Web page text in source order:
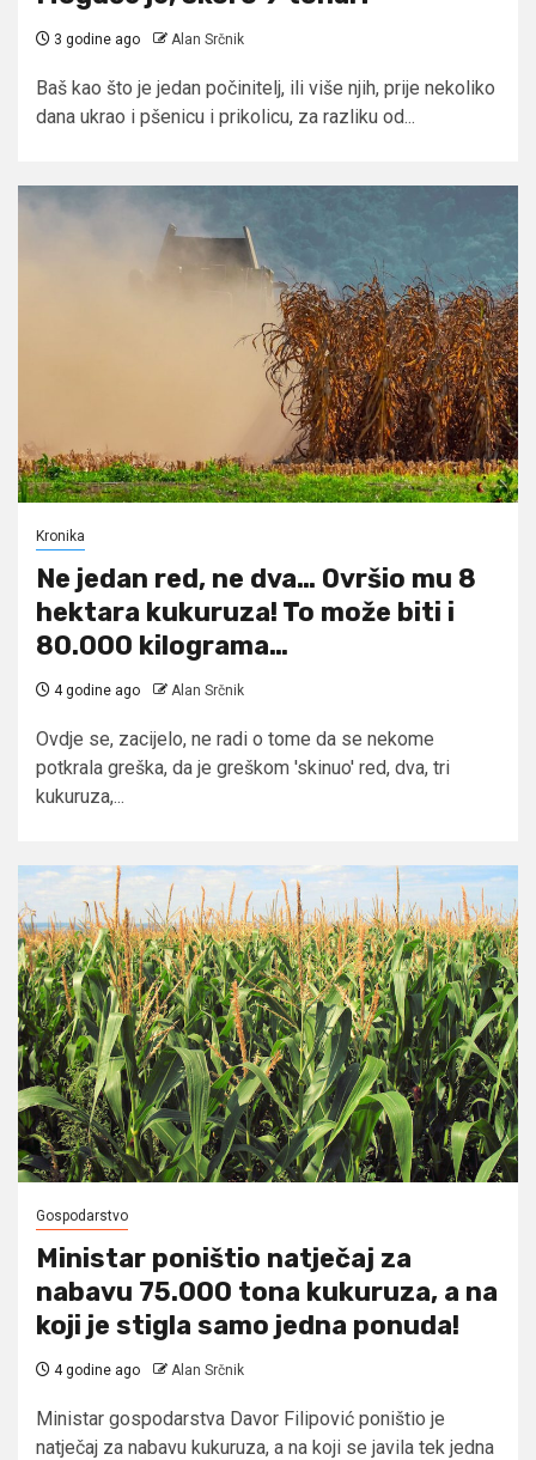
3 godine ago Alan Srčnik
Baš kao što je jedan počinitelj, ili više njih, prije nekoliko
dana ukrao i pšenicu i prikolicu, za razliku od...
Kronika
Ne jedan red, ne dva… Ovršio mu 8
hektara kukuruza! To može biti i
80.000 kilograma…
4 godine ago Alan Srčnik
Ovdje se, zacijelo, ne radi o tome da se nekome
potkrala greška, da je greškom 'skinuo' red, dva, tri
kukuruza,...
Gospodarstvo
Ministar poništio natječaj za
nabavu 75.000 tona kukuruza, a na
koji je stigla samo jedna ponuda!
4 godine ago Alan Srčnik
Ministar gospodarstva Davor Filipović poništio je
natječaj za nabavu kukuruza, a na koji se javila tek jedna